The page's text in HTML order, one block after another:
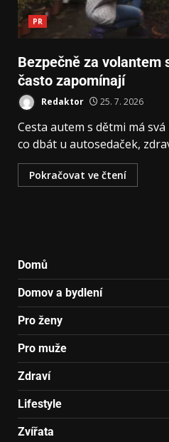
PR
Bezpečně za volantem
často zapomínají
Redaktor 25. 7. 2026
Cesta autem s dětmi má
co dbát u autosedaček,
Pokračovat ve čtení
Domů
Domov a bydlení
Pro ženy
Pro muže
Zdraví
Lifestyle
Zvířata